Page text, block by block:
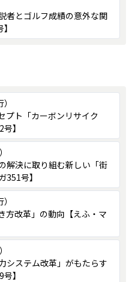
者とゴルフ成績の意外な関
プト「カーボンリサイク
】
解決に取り組む新しい「街
351号】
方改革」の動向【えふ・マ
システム改革」がもたらす
】